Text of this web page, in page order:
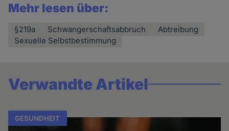
Mehr lesen über:
§219a Schwangerschaftsabbruch
Abtreibung
Sexuelle Selbstbestimmung
Verwandte Artikel
GESUNDHEIT